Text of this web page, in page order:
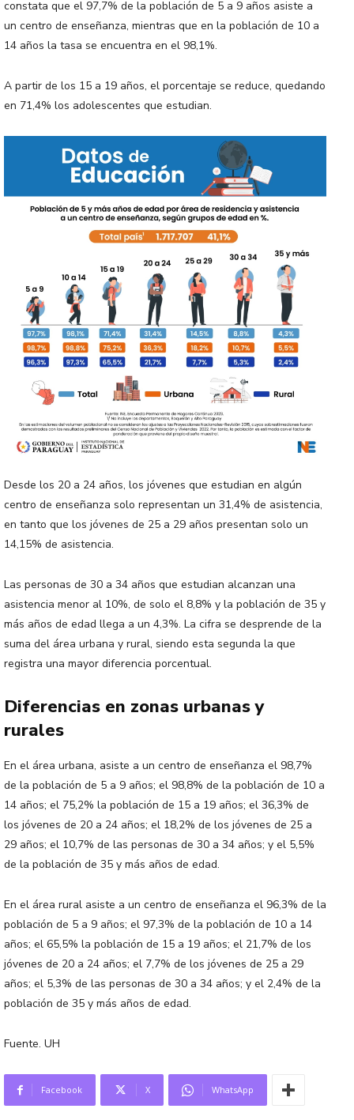
constata que el 97,7% de la población de 5 a 9 años asiste a
un centro de enseñanza, mientras que en la población de 10 a
14 años la tasa se encuentra en el 98,1%.
A partir de los 15 a 19 años, el porcentaje se reduce, quedando
en 71,4% los adolescentes que estudian.
Desde los 20 a 24 años, los jóvenes que estudian en algún
centro de enseñanza solo representan un 31,4% de asistencia,
en tanto que los jóvenes de 25 a 29 años presentan solo un
14,15% de asistencia.
Las personas de 30 a 34 años que estudian alcanzan una
asistencia menor al 10%, de solo el 8,8% y la población de 35 y
más años de edad llega a un 4,3%. La cifra se desprende de la
suma del área urbana y rural, siendo esta segunda la que
registra una mayor diferencia porcentual.
Diferencias en zonas urbanas y
rurales
En el área urbana, asiste a un centro de enseñanza el 98,7%
de la población de 5 a 9 años; el 98,8% de la población de 10 a
14 años; el 75,2% la población de 15 a 19 años; el 36,3% de
los jóvenes de 20 a 24 años; el 18,2% de los jóvenes de 25 a
29 años; el 10,7% de las personas de 30 a 34 años; y el 5,5%
de la población de 35 y más años de edad.
En el área rural asiste a un centro de enseñanza el 96,3% de la
población de 5 a 9 años; el 97,3% de la población de 10 a 14
años; el 65,5% la población de 15 a 19 años; el 21,7% de los
jóvenes de 20 a 24 años; el 7,7% de los jóvenes de 25 a 29
años; el 5,3% de las personas de 30 a 34 años; y el 2,4% de la
población de 35 y más años de edad.
Fuente. UH
Facebook X WhatsApp